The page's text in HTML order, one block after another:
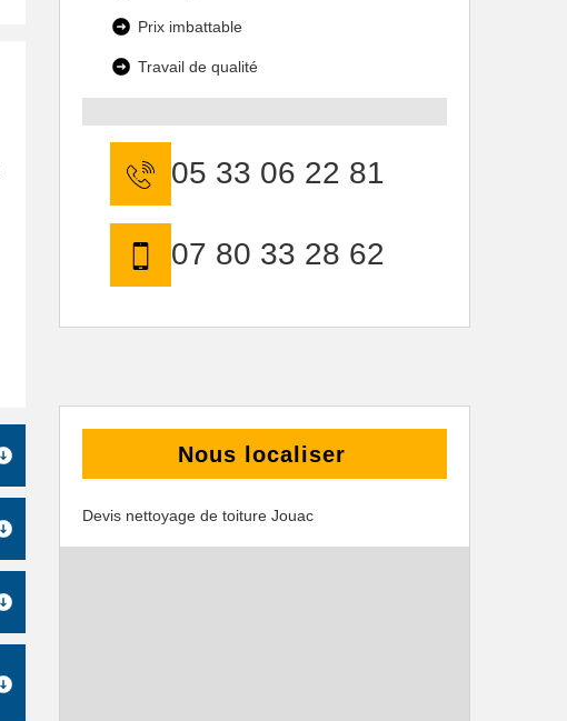
Prix imbattable
Travail de qualité
05 33 06 22 81
07 80 33 28 62
Nous localiser
Devis nettoyage de toiture Jouac